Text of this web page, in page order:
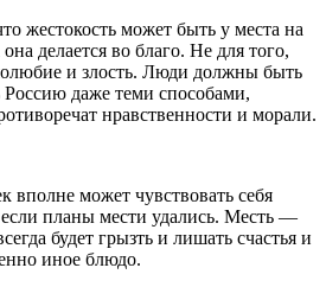
жестокость может быть у места на
делается во благо. Не для того,
и злость. Люди должны быть
даже теми способами,
нравственности и морали.
вполне может чувствовать себя
планы мести удались. Месть —
будет грызть и лишать счастья и
иное блюдо.